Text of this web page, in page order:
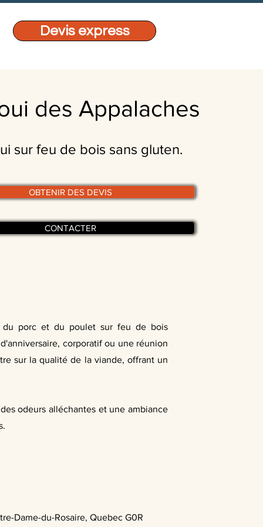
Devis express
des Appalaches
sur feu de bois sans gluten.
OBTENIR DES DEVIS
CONTACTER
du porc et du poulet sur feu de bois
corporatif ou une réunion
sur la qualité de la viande, offrant un
odeurs alléchantes et une ambiance
Dame-du-Rosaire, Quebec G0R